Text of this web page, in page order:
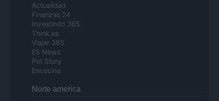
Actualidad
Finanzas 24
Investindo 365
Think.es
Viajar 365
ES Newz
Pet Story
Encocina
Norte america